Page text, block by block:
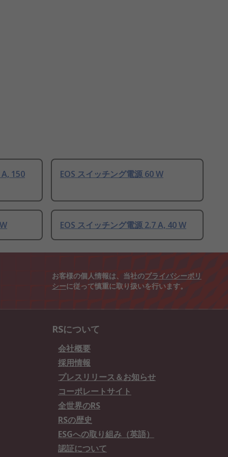
150
EOS スイッチング電源 60 W
EOS スイッチング電源 2.7 A, 40 W
お客様の個人情報は、当社のプライバシーポリ
シーに従って慎重に取り扱いを行います。
RSについて
会社概要
採用情報
プレスリリース＆お知らせ
コーポレートサイト
全世界のRS
RSの歴史
ESGへの取り組み（英語）
認証について